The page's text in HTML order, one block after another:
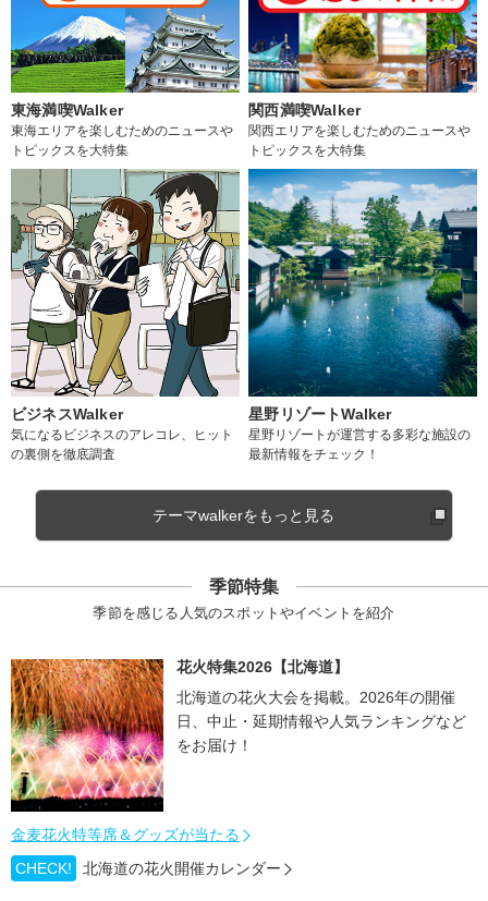
東海満喫Walker
東海エリアを楽しむためのニュースや
トピックスを大特集
関西満喫Walker
関西エリアを楽しむためのニュースや
トピックスを大特集
ビジネスWalker
気になるビジネスのアレコレ、ヒット
の裏側を徹底調査
星野リゾートWalker
星野リゾートが運営する多彩な施設の
最新情報をチェック！
テーマwalkerをもっと見る
季節特集
季節を感じる人気のスポットやイベントを紹介
花火特集2026【北海道】
北海道の花火大会を掲載。2026年の開催
日、中止・延期情報や人気ランキングなど
をお届け！
金麦花火特等席＆グッズが当たる
CHECK!
北海道の花火開催カレンダー